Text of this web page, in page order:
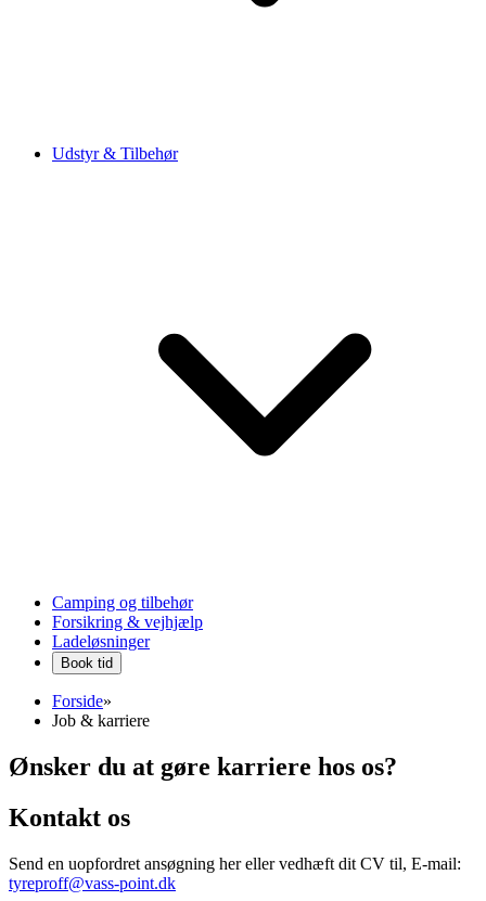
Udstyr & Tilbehør
Camping og tilbehør
Forsikring & vejhjælp
Ladeløsninger
Book tid
Forside»
Job & karriere
Ønsker du at gøre karriere hos os?
Kontakt os
Send en uopfordret ansøgning her eller vedhæft dit CV til, E-mail:
tyreproff@vass-point.dk